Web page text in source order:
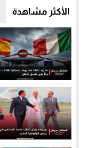
الأكثر مشاهدة